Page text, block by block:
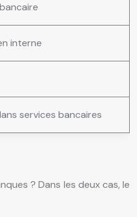
interne
services bancaires
? Dans les deux cas, le